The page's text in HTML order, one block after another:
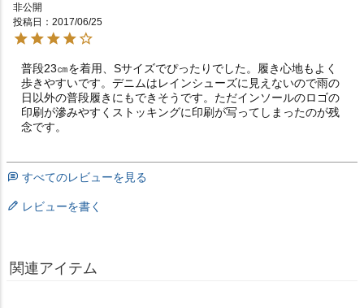
非公開
投稿日
2017/06/25
普段23㎝を着用、Sサイズでぴったりでした。履き心地もよく
歩きやすいです。デニムはレインシューズに見えないので雨の
日以外の普段履きにもできそうです。ただインソールのロゴの
印刷が滲みやすくストッキングに印刷が写ってしまったのが残
念です。
すべてのレビューを見る
レビューを書く
関連アイテム